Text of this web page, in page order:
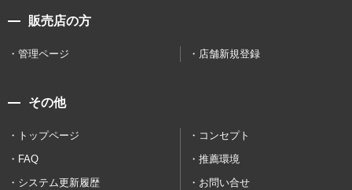
販売店の方
管理ページ 店舗新規登録
その他
トップページ
コンセプト
FAQ
推薦環境
システム更新履歴
お問い合せ